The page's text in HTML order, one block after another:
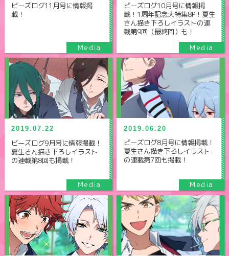
ビーズログ11月号に情報掲
載！
ビーズログ10月号に情報掲
載！1周年記念大特集8P！夏生
さん描き下ろしイラストの連
載第9回（最終回）も！
2019.07.22
ビーズログ9月号に情報掲載！
夏生さん描き下ろしイラスト
の連載第8回も掲載！
2019.06.20
ビーズログ8月号に情報掲載！
夏生さん描き下ろしイラスト
の連載第7回も掲載！